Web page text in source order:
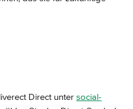
Direct unter social-